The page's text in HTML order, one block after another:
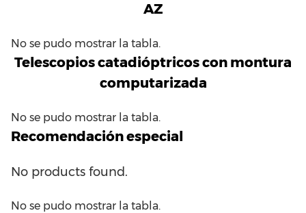
AZ
No se pudo mostrar la tabla.
Telescopios catadióptricos con montura
computarizada
No se pudo mostrar la tabla.
Recomendación especial
No products found.
No se pudo mostrar la tabla.